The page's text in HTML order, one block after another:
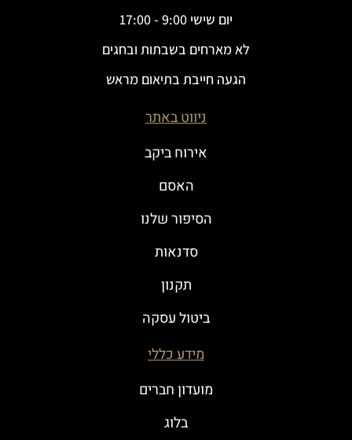
יום שישי 9:00 - 17:00
לא מארחים בשבתות ובחגים
הגעה חייבת בתיאום מראש
ניווט באתר
אירוח ביקב
האסם
הסיפור שלנו
סדנאות
תקנון
ביטול עסקה
מידע כללי
מועדון חברים
בלוג